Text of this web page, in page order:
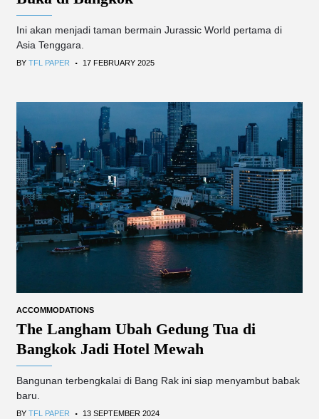
Ini akan menjadi taman bermain Jurassic World pertama di
Asia Tenggara.
BY TFL PAPER . 17 FEBRUARY 2025
ACCOMMODATIONS
The Langham Ubah Gedung Tua di
Bangkok Jadi Hotel Mewah
Bangunan terbengkalai di Bang Rak ini siap menyambut babak
baru.
BY TFL PAPER . 13 SEPTEMBER 2024